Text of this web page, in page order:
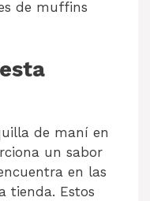
de muffins
de maní en
un sabor
en las
tienda. Estos